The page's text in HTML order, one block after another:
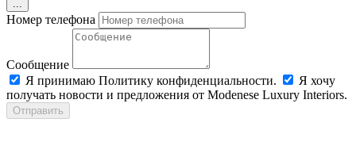
...
Номер телефона
Сообщение
Я принимаю Политику конфиденциальности.
Я хочу
получать новости и предложения от Modenese Luxury Interiors.
Отправить